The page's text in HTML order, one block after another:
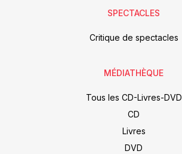
SPECTACLES
Critique de spectacles
MÉDIATHÈQUE
Tous les CD-Livres-DVD
CD
Livres
DVD